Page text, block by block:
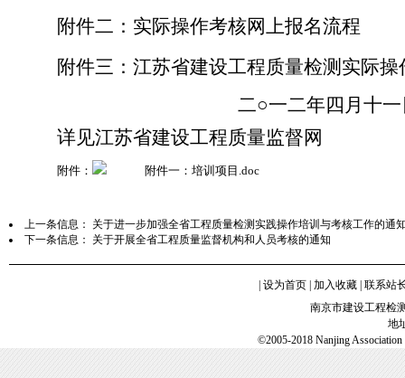
附件二：实际操作考核网上报名流程
附件三：江苏省建设工程质量检测实际
二○一二年四月十一
详见江苏省建设工程质量监督网
附件： 附件一：培训项目.doc
上一条信息： 关于进一步加强全省工程质量检测实践操作培训与考核工作的通
下一条信息： 关于开展全省工程质量监督机构和人员考核的通知
设为首页 加入收藏 联系站
南京市建设工程检
地
©2005-2018 Nanjing